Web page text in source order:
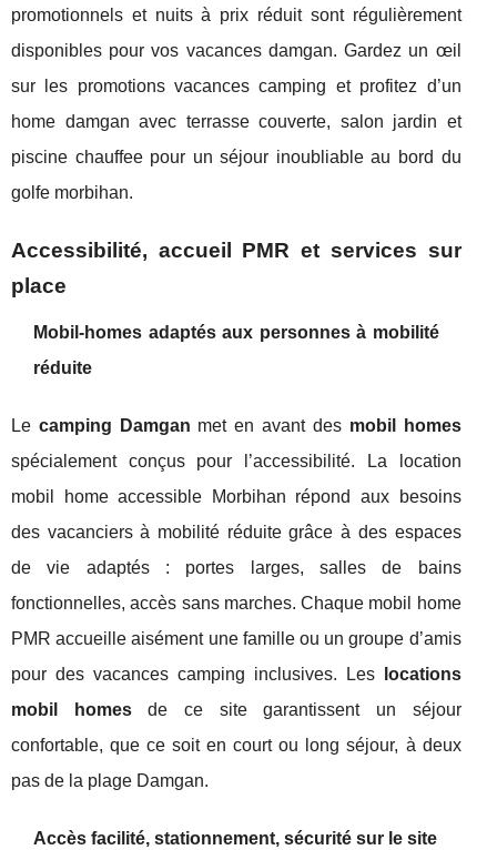
promotionnels et nuits à prix réduit sont régulièrement
disponibles pour vos vacances damgan. Gardez un œil
sur les promotions vacances camping et profitez d’un
home damgan avec terrasse couverte, salon jardin et
piscine chauffee pour un séjour inoubliable au bord du
golfe morbihan.
Accessibilité, accueil PMR et services sur
place
Mobil-homes adaptés aux personnes à mobilité
réduite
Le camping Damgan met en avant des mobil homes
spécialement conçus pour l’accessibilité. La location
mobil home accessible Morbihan répond aux besoins
des vacanciers à mobilité réduite grâce à des espaces
de vie adaptés : portes larges, salles de bains
fonctionnelles, accès sans marches. Chaque mobil home
PMR accueille aisément une famille ou un groupe d’amis
pour des vacances camping inclusives. Les
locations
mobil homesde ce site garantissent un séjour
confortable, que ce soit en court ou long séjour, à deux
pas de la plage Damgan.
Accès facilité, stationnement, sécurité sur le site